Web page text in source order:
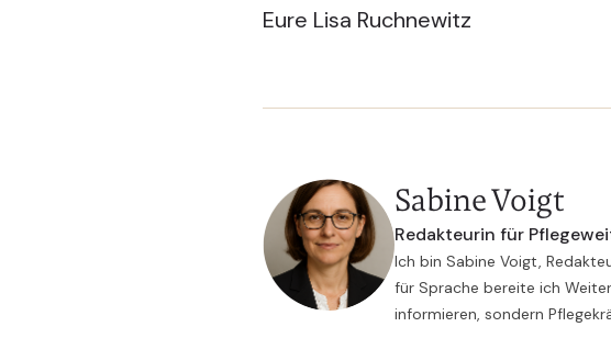
Eure Lisa Ruchnewitz
Sabine Voigt
Redakteurin für
Ich bin Sabine Voigt,
für Sprache bereite ich
informieren, sondern